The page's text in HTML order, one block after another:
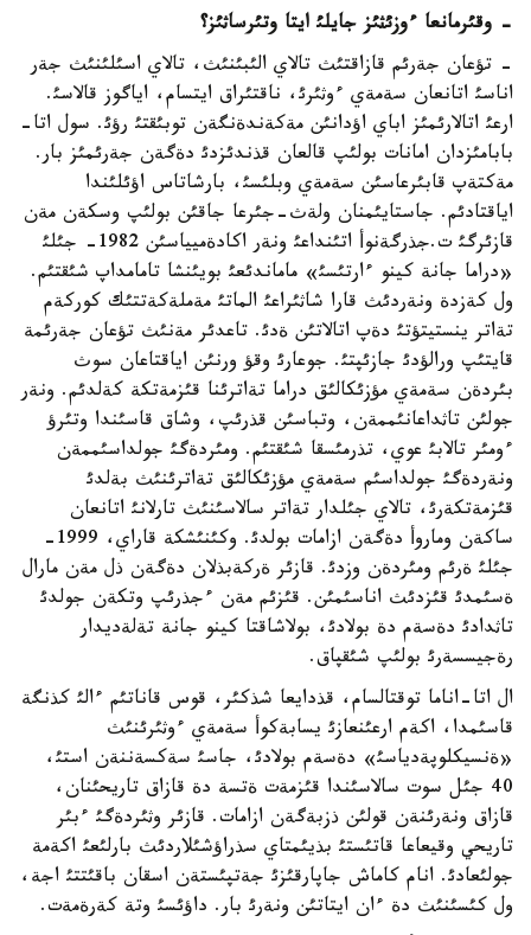
- وقئرمانعا ءوزئثئز جايلئ ايتا وتئرساثئز؟
- تؤعان جةرئم قازاقتئث تالاي الئبئنئث، تالاي اسئلئنئث جةر
اناسئ اتانعان سةمةي ءوثئرئ، ناقتئراق ايتسام، اياگوز قالاسئ.
ارعئ اتالارئمئز اباي اؤدانئن مةكةندةنگةن توبئقتئ رؤئ. سول اتا-
بابامئزدان امانات بولئپ قالعان قذندئزدئ دةگةن جةرئمئز بار.
مةكتةپ قابئرعاسئن سةمةي وبلئسئ، بارشاتاس اؤئلئندا
اياقتادئم. جاستايئمنان ولةث-جئرعا جاقئن بولئپ وسكةن مةن
قازئرگئ ت.جذرگةنوأ اتئنداعئ ونةر اكادةميياسئن 1982- جئلئ
«دراما جانة كينو ءارتئسئ» ماماندئعئ بويئنشا تامامداپ شئقتئم.
ول كةزدة ونةردئث قارا شاثئراعئ الماتئ مةملةكةتتئك كوركةم
تةاتر ينستيتؤتئ دةپ اتالاتئن ةدئ. تاعدئر مةنئث تؤعان جةرئمة
قايتئپ ورالؤدئ جازئپتئ. جوعارئ وقؤ ورنئن اياقتاعان سوث
بئردةن سةمةي مؤزئكالئق دراما تةاترئنا قئزمةتكة كةلدئم. ونةر
جولئن تاثداعانئممةن، وتباسئن قذرئپ، وشاق قاسئندا وتئرؤ
ءومئر تالابئ عوي، تذرمئسقا شئقتئم. ومئردةگئ جولداسئممةن
ونةردةگئ جولداسئم سةمةي مؤزئكالئق تةاترئنئث بةلدئ
قئزمةتكةرئ، تالاي جئلدار تةاتر سالاسئنئث تارلانئ اتانعان
ساكةن وماروأ دةگةن ازامات بولدئ. وكئنئشكة قاراي، 1999-
جئلئ ةرئم ومئردةن وزدئ. قازئر ةركةبذلان دةگةن ذل مةن مارال
ةسئمدئ قئزدئث اناسئمئن. قئزئم مةن ءجذرئپ وتكةن جولدئ
تاثدادئ دةسةم دة بولادئ، بولاشاقتا كينو جانة تةلةديدار
رةجيسسةرئ بولئپ شئقپاق.
ال اتا-اناما توقتالسام، قذدايعا شذكئر، قوس قاناتئم ءالئ كذنگة
قاسئمدا، اكةم ارعئنعازئ يسابةكوأ سةمةي ءوثئرئنئث
«ةنسيكلوپةدياسئ» دةسةم بولادئ، جاسئ سةكسةننةن استئ،
40 جئل سوت سالاسئندا قئزمةت ةتسة دة قازاق تاريحئنان،
قازاق ونةرئنةن قولئن ذزبةگةن ازامات. قازئر وثئردةگئ ءبئر
تاريحي وقيعاعا قاتئستئ بذيئمتاي سذراؤشئلاردئث بارلئعئ اكةمة
جولئعادئ. انام كاماش جاپارقئزئ جةتپئستةن اسقان باقئتتئ اجة،
ول كئسئنئث دة ءان ايتاتئن ونةرئ بار. داؤئسئ وتة كةرةمةت.